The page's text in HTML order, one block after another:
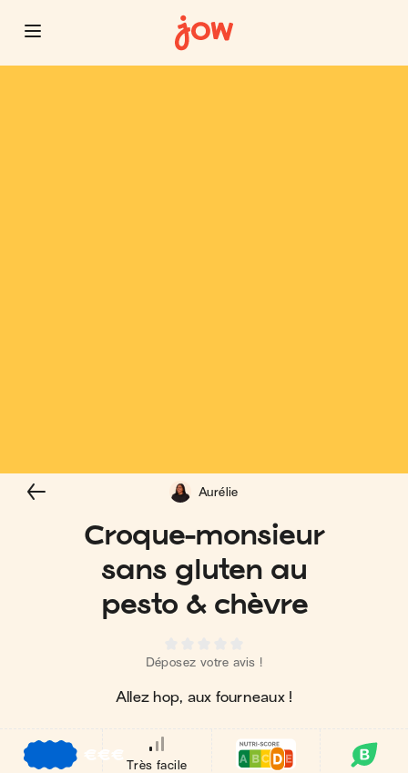
Croque-monsieur
sans gluten au
pesto & chèvre
Déposez votre avis !
Allez hop, aux fourneaux !
Aurélie
€€€
Très facile